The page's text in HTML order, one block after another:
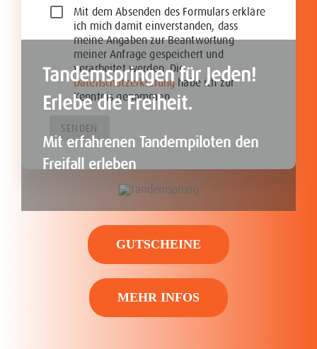
Mit dem Absenden des Formulars erkläre
ich mich damit einverstanden, dass
meine Angaben zur Beantwortung
meiner Anfrage gespeichert und
verarbeitet werden. Die
Datenschutzerklärung habe ich zur
Kenntnis genommen.
SENDEN
Tandemspringen für Jeden!
Erlebe die Freiheit.
Mit erfahrenen Tandempiloten den
Freifall erleben
GUTSCHEINE
MEHR INFOS